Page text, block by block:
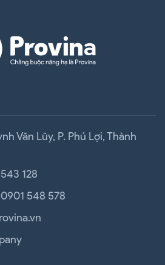
Văn Lũy, P. Phú Lợi, Thành
128
548 578